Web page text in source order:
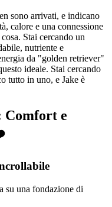
sono arrivati, e indicano
calore e una connessione
Stai cercando un
nutriente e
da "golden retriever"
ideale. Stai cercando
tutto in uno, e Jake è
Comfort e
su una fondazione di